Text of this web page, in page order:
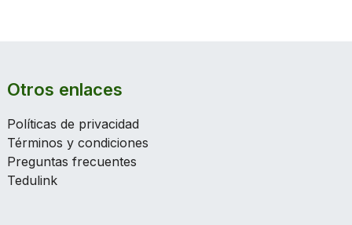
Otros enlaces
Políticas de privacidad
Términos y condiciones
Preguntas frecuentes
Tedulink